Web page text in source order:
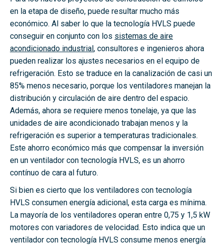
en la etapa de diseño, puede resultar mucho más
económico. Al saber lo que la tecnología HVLS puede
conseguir en conjunto con los sistemas de aire
acondicionado industrial, consultores e ingenieros ahora
pueden realizar los ajustes necesarios en el equipo de
refrigeración. Esto se traduce en la canalización de casi un
85% menos necesario, porque los ventiladores manejan la
distribución y circulación de aire dentro del espacio.
Además, ahora se requiere menos tonelaje, ya que las
unidades de aire acondicionado trabajan menos y la
refrigeración es superior a temperaturas tradicionales.
Este ahorro económico más que compensar la inversión
en un ventilador con tecnología HVLS, es un ahorro
contínuo de cara al futuro.
Si bien es cierto que los ventiladores con tecnología
HVLS consumen energía adicional, esta carga es mínima.
La mayoría de los ventiladores operan entre 0,75 y 1,5 kW
motores con variadores de velocidad. Esto indica que un
ventilador con tecnología HVLS consume menos energía